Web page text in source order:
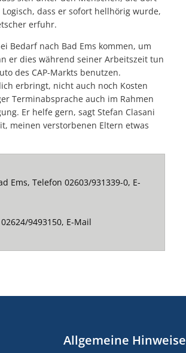
dass er sofort hellhörig wurde,
erfuhr.
Bedarf nach Bad Ems kommen, um
er dies während seiner Arbeitszeit tun
des CAP-Markts benutzen.
erbringt, nicht auch noch Kosten
Terminabsprache auch im Rahmen
Er helfe gern, sagt Stefan Clasani
meinen verstorbenen Eltern etwas
Ems, Telefon 02603/931339-0, E-
9493150, E-Mail
Allgemeine Hinweise